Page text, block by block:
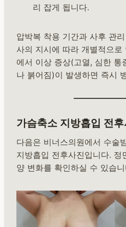
리 잡게 됩니다.
압박복 착용 기간과 사후 관
사의 지시에 따라 개별적으로
에서 이상 증상(고열, 심한 통
나 붉어짐)이 발생하면 즉시
가슴축소 지방흡입 전
다음은 비너스의원에서 수술
지방흡입 전후사진입니다. 정
양 변화를 확인하실 수 있습